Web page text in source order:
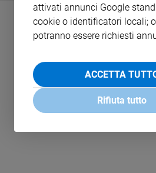
Riflessioni
LEGGI ALTRO
attivati annunci Google
cookie o identificatori locali;
potranno essere richiesti
ACCETTA
Rifiuta tutto